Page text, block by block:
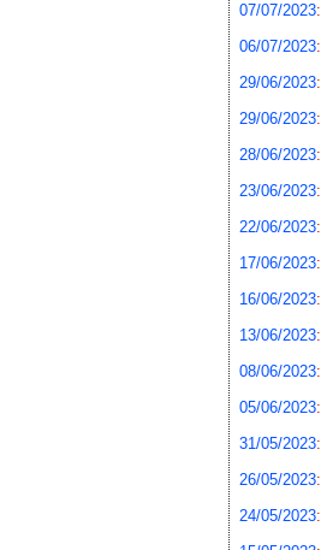
07/07/2023:
06/07/2023:
29/06/2023:
29/06/2023:
28/06/2023:
23/06/2023:
22/06/2023:
17/06/2023:
16/06/2023:
13/06/2023:
08/06/2023:
05/06/2023:
31/05/2023:
26/05/2023:
24/05/2023: